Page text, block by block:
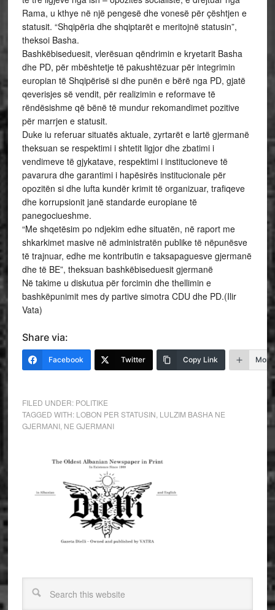
Rama, u kthye në një pengesë dhe vonesë për çështjen e
statusit. “Shqipëria dhe shqiptarët e meritojnë statusin”,
theksoi Basha.
Bashkëbiseduesit, vlerësuan qëndrimin e kryetarit Basha
dhe PD, për mbështetje të pakushtëzuar për integrimin
europian të Shqipërisë si dhe punën e bërë nga PD, gjatë
qeverisjes së vendit, për realizimin e reformave të
rëndësishme që bënë të mundur rekomandimet pozitive
për marrjen e statusit.
Duke iu referuar situatës aktuale, zyrtarët e lartë gjermanë
theksuan se respektimi i shtetit ligjor dhe zbatimi i
vendimeve të gjykatave, respektimi i institucioneve të
pavarura dhe garantimi i hapësirës institucionale për
opozitën si dhe lufta kundër krimit të organizuar, trafiqeve
dhe korrupsionit janë standarde europiane të
panegociueshme.
“Me shqetësim po ndjekim edhe situatën, në raport me
shkarkimet masive në administratën publike të nëpunësve
të trajnuar, edhe me kontributin e taksapaguesve gjermanë
dhe të BE”, theksuan bashkëbiseduesit gjermanë
Në takime u diskutua për forcimin dhe thellimin e
bashkëpunimit mes dy partive simotra CDU dhe PD.(Ilir
Vata)
Share via:
Facebook Twitter Copy Link More
FILED UNDER: POLITIKE
TAGGED WITH: LOBON PER STATUSIN LULZIM BASHA NE
GJERMANI, NE GJERMANI